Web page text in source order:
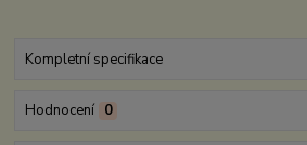
Kompletní specifikace
Hodnocení 0